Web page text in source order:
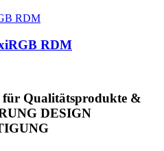
RDM
Qualitätsprodukte &
DESIGN